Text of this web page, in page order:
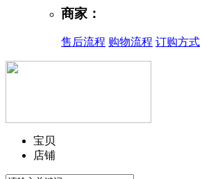
商家：
售后流程 购物流程 订购方式
宝贝
店铺